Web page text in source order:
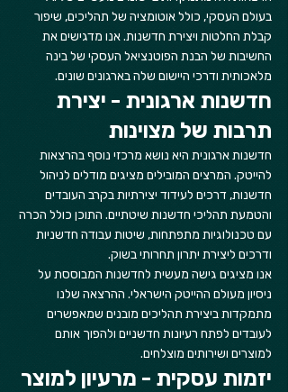
בעולם העסקי, כולל אוטומציה של תהליכים, שיפור
קבלת החלטות ויצירת חדשנות. אנו מדגישים את
החשיבות של הבנת הפוטנציאל העסקי של בינה
מלאכותית ודרכי היישום שלה בארגונים שונים.
חדשנות ארגונית - יצירת
תרבות של מצוינות
חדשנות ארגונית היא נושא מרכזי נוסף בהרצאות
להייטק. המרצים המובילים מציגים מודלים לניהול
חדשנות, דרכים לעידוד יצירתיות בקרב העובדים
והטמעת תהליכי חדשנות שיטתיים. התוכן כולל הכרה
עם טכנולוגיות מתפתחות, שיטות עבודה חדשניות
ודרכים ליצירת יתרון תחרותי בשוק.
אנו מציגים גישה מעשית לחדשנות המבוססת על
ניסיון מעולם ההייטק הישראלי. ההרצאה שלנו
מתמקדות ביצירת תהליכים מובנים שמאפשרים
לעובדים לפתח רעיונות חדשניים ולהפוך אותם
למוצרים ושירותים מוצלחים.
יזמות עסקית - מרעיון למוצר